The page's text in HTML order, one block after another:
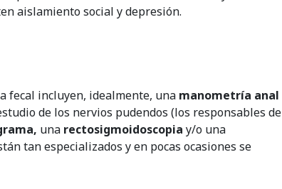
aislamiento social y depresión.
fecal incluyen, idealmente, una manometría anal
de los nervios pudendos (los responsables de
una rectosigmoidoscopia y/o una
tan especializados y en pocas ocasiones se